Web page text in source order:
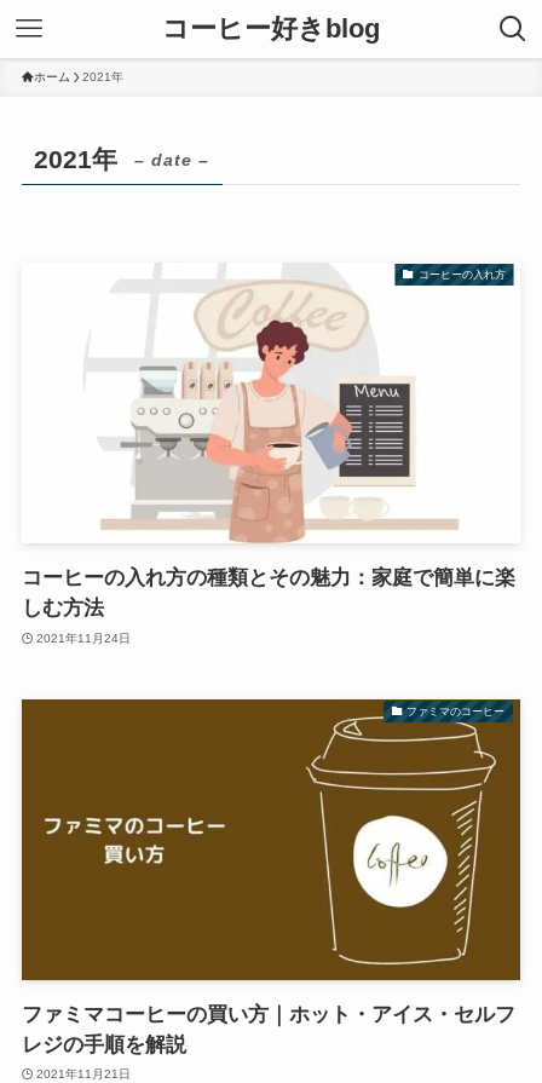
コーヒー好きblog
ホーム 2021年
2021年 – date –
コーヒーの入れ方
コーヒーの入れ方の種類とその魅力：家庭で簡単に楽
しむ方法
2021年11月24日
ファミマのコーヒー
ファミマコーヒーの買い方｜ホット・アイス・セルフ
レジの手順を解説
2021年11月21日